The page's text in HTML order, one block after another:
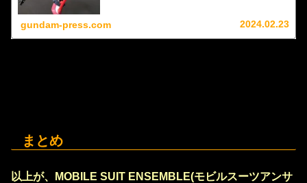
gundam-press.com 2024.02.23
まとめ
以上が、MOBILE SUIT ENSEMBLE(モビルスーツアンサ